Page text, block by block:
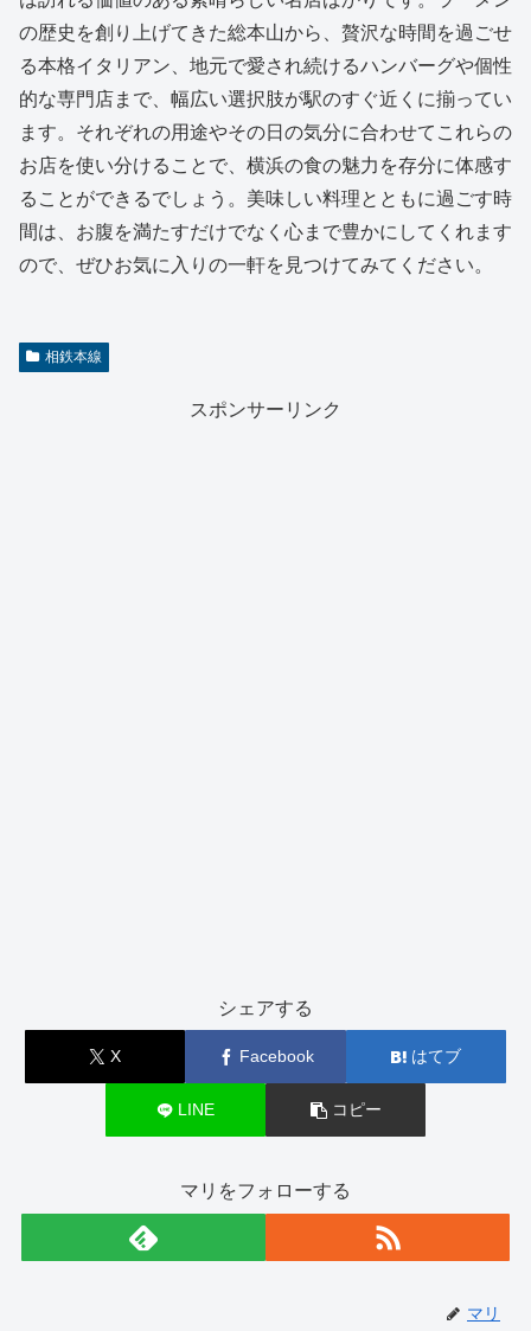
の歴史を創り上げてきた総本山から、贅沢な時間を過ごせ
る本格イタリアン、地元で愛され続けるハンバーグや個性
的な専門店まで、幅広い選択肢が駅のすぐ近くに揃ってい
ます。それぞれの用途やその日の気分に合わせてこれらの
お店を使い分けることで、横浜の食の魅力を存分に体感す
ることができるでしょう。美味しい料理とともに過ごす時
間は、お腹を満たすだけでなく心まで豊かにしてくれます
ので、ぜひお気に入りの一軒を見つけてみてください。
相鉄本線
スポンサーリンク
シェアする
X Facebook はてブ
LINE コピー
マリをフォローする
マリ